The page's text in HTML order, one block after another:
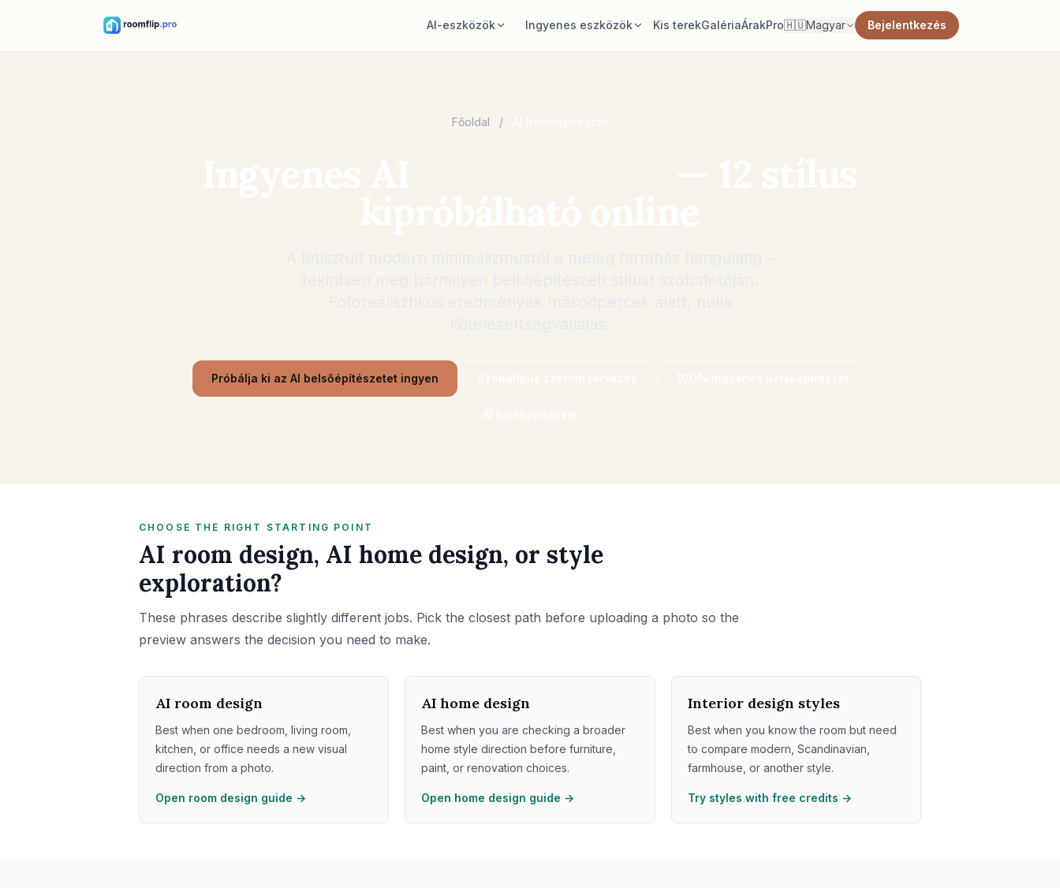
AI-eszközök Ingyenes eszközök Kis terekGalériaÁrakPro🇭🇺Magyar Bejelentkezés
Főoldal /
Próbálja ki az AI belsőépítészetet ingyen
CHOOSE THE RIGHT STARTING POINT
AI room design, AI home design, or style
exploration?
These phrases describe slightly different jobs. Pick the closest path before uploading a photo so the
preview answers the decision you need to make.
AI room design
Best when one bedroom, living room,
kitchen, or office needs a new visual
direction from a photo.
Open room design guide →
AI home design
Best when you are checking a broader
home style direction before furniture,
paint, or renovation choices.
Open home design guide →
Interior design styles
Best when you know the room but need
to compare modern, Scandinavian,
farmhouse, or another style.
Try styles with free credits →